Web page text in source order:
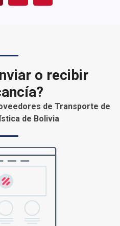
o recibir
de Transporte de
de Bolivia